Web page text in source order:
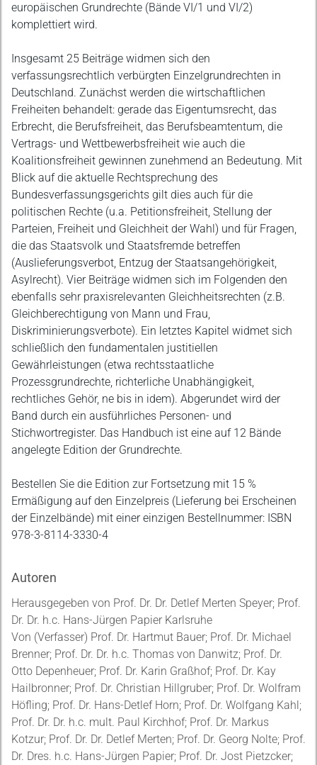
europäischen Grundrechte (Bände VI/1 und VI/2)
komplettiert wird.
Insgesamt 25 Beiträge widmen sich den
verfassungsrechtlich verbürgten Einzelgrundrechten in
Deutschland. Zunächst werden die wirtschaftlichen
Freiheiten behandelt: gerade das Eigentumsrecht, das
Erbrecht, die Berufsfreiheit, das Berufsbeamtentum, die
Vertrags- und Wettbewerbsfreiheit wie auch die
Koalitionsfreiheit gewinnen zunehmend an Bedeutung. Mit
Blick auf die aktuelle Rechtsprechung des
Bundesverfassungsgerichts gilt dies auch für die
politischen Rechte (u.a. Petitionsfreiheit, Stellung der
Parteien, Freiheit und Gleichheit der Wahl) und für Fragen,
die das Staatsvolk und Staatsfremde betreffen
(Auslieferungsverbot, Entzug der Staatsangehörigkeit,
Asylrecht). Vier Beiträge widmen sich im Folgenden den
ebenfalls sehr praxisrelevanten Gleichheitsrechten (z.B.
Gleichberechtigung von Mann und Frau,
Diskriminierungsverbote). Ein letztes Kapitel widmet sich
schließlich den fundamentalen justitiellen
Gewährleistungen (etwa rechtsstaatliche
Prozessgrundrechte, richterliche Unabhängigkeit,
rechtliches Gehör, ne bis in idem). Abgerundet wird der
Band durch ein ausführliches Personen- und
Stichwortregister. Das Handbuch ist eine auf 12 Bände
angelegte Edition der Grundrechte.
Bestellen Sie die Edition zur Fortsetzung mit 15 %
Ermäßigung auf den Einzelpreis (Lieferung bei Erscheinen
der Einzelbände) mit einer einzigen Bestellnummer: ISBN
978-3-8114-3330-4
Autoren
Herausgegeben von Prof. Dr. Dr. Detlef Merten Speyer; Prof.
Dr. Dr. h.c. Hans-Jürgen Papier Karlsruhe
Von (Verfasser) Prof. Dr. Hartmut Bauer; Prof. Dr. Michael
Brenner; Prof. Dr. Dr. h.c. Thomas von Danwitz; Prof. Dr.
Otto Depenheuer; Prof. Dr. Karin Graßhof; Prof. Dr. Kay
Hailbronner; Prof. Dr. Christian Hillgruber; Prof. Dr. Wolfram
Höfling; Prof. Dr. Hans-Detlef Horn; Prof. Dr. Wolfgang Kahl;
Prof. Dr. Dr. h.c. mult. Paul Kirchhof; Prof. Dr. Markus
Kotzur; Prof. Dr. Dr. Detlef Merten; Prof. Dr. Georg Nolte; Prof.
Dr. Dres. h.c. Hans-Jürgen Papier; Prof. Dr. Jost Pietzcker;